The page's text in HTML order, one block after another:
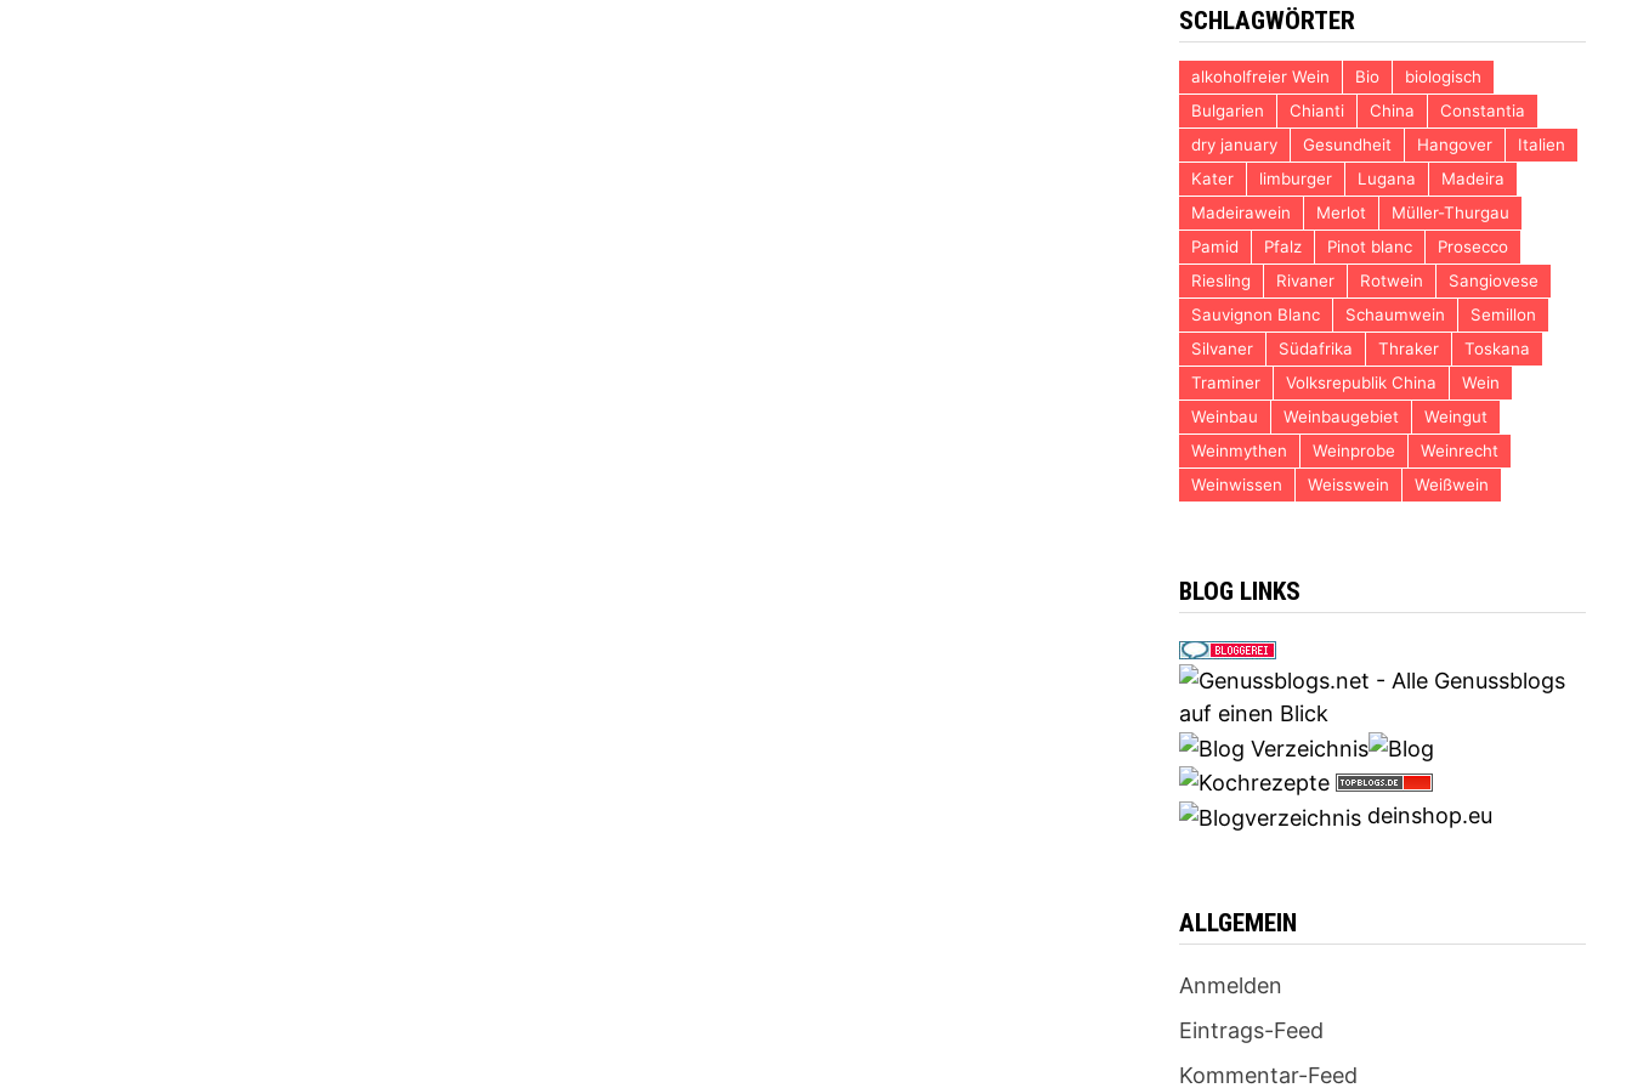
SCHLAGWÖRTER
alkoholfreier Wein Bio
biologisch
Bulgarien
Chianti China
Constantia
dry january
Gesundheit Hangover
Italien
Kater
limburger Lugana
Madeira
Madeirawein
Merlot
Müller-Thurgau
Pamid
Pfalz Pinot blanc
Prosecco
Riesling
Rivaner Rotwein
Sangiovese
Sauvignon Blanc
Schaumwein
Semillon
Silvaner
Südafrika Thraker
Toskana
Traminer
Volksrepublik China
Wein
Weinbau
Weinbaugebiet
Weingut
Weinmythen
Weinprobe
Weinrecht
Weinwissen
Weisswein Weißwein
BLOG LINKS
deinshop.eu
ALLGEMEIN
Anmelden
Eintrags-Feed
Kommentar-Feed